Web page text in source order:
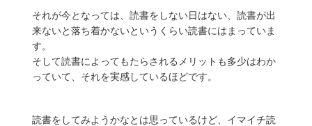
それが今となっては、読書をしない日はない、読書が出
来ないと落ち着かないというくらい読書にはまっていま
す。
そして読書によってもたらされるメリットも多少はわか
っていて、それを実感しているほどです。
読書をしてみようかなとは思っているけど、イマイチ読